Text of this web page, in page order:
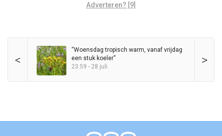
Adverteren? [9]
< >
“Woensdag tropisch warm, vanaf vrijdag
een stuk koeler”
23:59 - 28 juli